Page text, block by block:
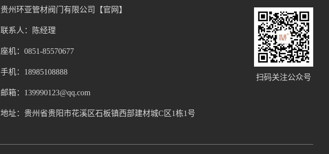
贵州环亚管材阀门有限公司【官网】
联系人：陈经理
座机：0851-85570677
手机：18985108888
邮箱：139990123@qq.com
地址：贵州省贵阳市花溪区石板镇西部建材城C区1栋1号
扫码关注公众号